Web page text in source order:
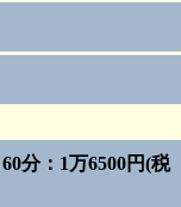
分：1万6500円(税